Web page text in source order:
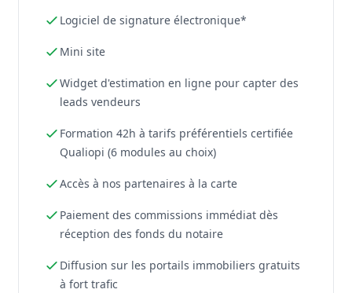
Logiciel de signature électronique*
Mini site
Widget d'estimation en ligne pour capter des
leads vendeurs
Formation 42h à tarifs préférentiels certifiée
Qualiopi (6 modules au choix)
Accès à nos partenaires à la carte
Paiement des commissions immédiat dès
réception des fonds du notaire
Diffusion sur les portails immobiliers gratuits
à fort trafic